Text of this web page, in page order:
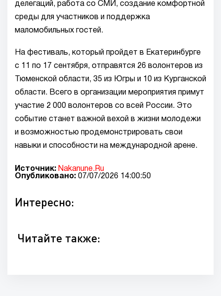
делегаций, работа со СМИ, создание комфортной
среды для участников и поддержка
маломобильных гостей.
На фестиваль, который пройдет в Екатеринбурге
с 11 по 17 сентября, отправятся 26 волонтеров из
Тюменской области, 35 из Югры и 10 из Курганской
области. Всего в организации мероприятия примут
участие 2 000 волонтеров со всей России. Это
событие станет важной вехой в жизни молодежи
и возможностью продемонстрировать свои
навыки и способности на международной арене.
Источник: Nakanune.Ru
Опубликовано: 07/07/2026 14:00:50
Интересно:
Читайте также: